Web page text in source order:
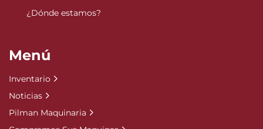
¿Dónde estamos?
Menú
Inventario
Noticias
Pilman Maquinaria